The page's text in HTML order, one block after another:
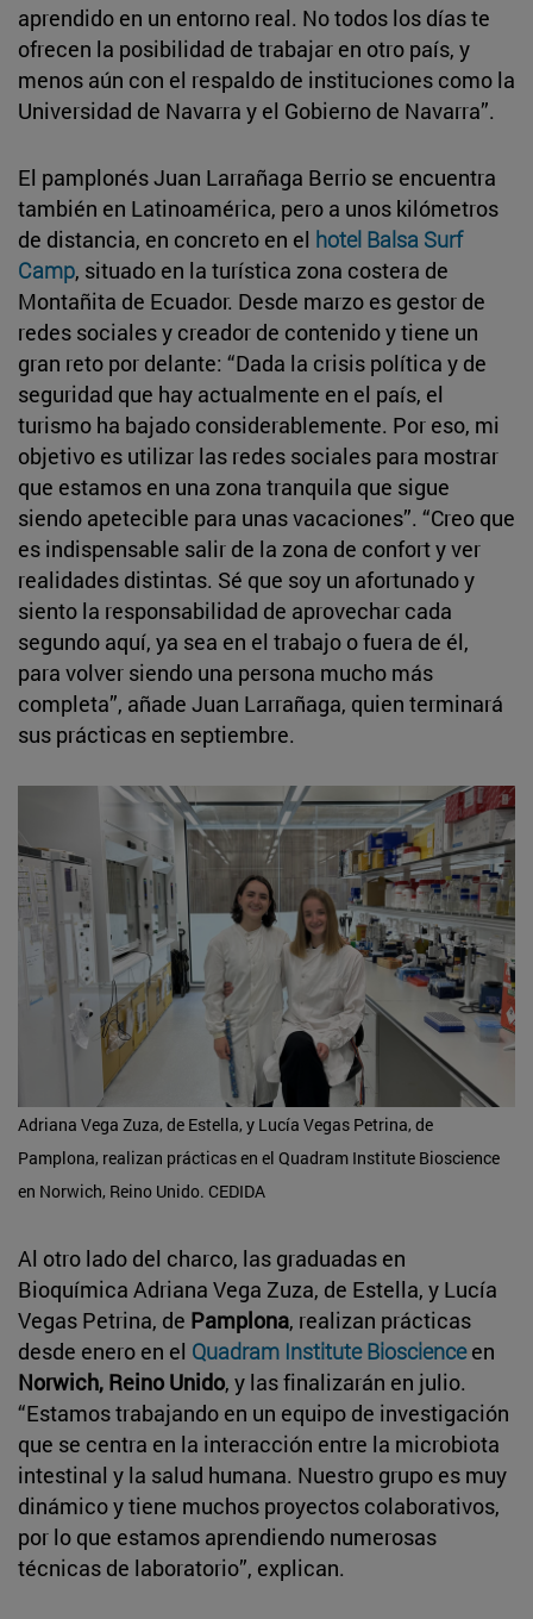
aprendido en un entorno real. No todos los días te
ofrecen la posibilidad de trabajar en otro país, y
menos aún con el respaldo de instituciones como la
Universidad de Navarra y el Gobierno de Navarra”.
El pamplonés Juan Larrañaga Berrio se encuentra
también en Latinoamérica, pero a unos kilómetros
de distancia, en concreto en el hotel Balsa Surf
Camp, situado en la turística zona costera de
Montañita de Ecuador. Desde marzo es gestor de
redes sociales y creador de contenido y tiene un
gran reto por delante: “Dada la crisis política y de
seguridad que hay actualmente en el país, el
turismo ha bajado considerablemente. Por eso, mi
objetivo es utilizar las redes sociales para mostrar
que estamos en una zona tranquila que sigue
siendo apetecible para unas vacaciones”. “Creo que
es indispensable salir de la zona de confort y ver
realidades distintas. Sé que soy un afortunado y
siento la responsabilidad de aprovechar cada
segundo aquí, ya sea en el trabajo o fuera de él,
para volver siendo una persona mucho más
completa”, añade Juan Larrañaga, quien terminará
sus prácticas en septiembre.
Adriana Vega Zuza, de Estella, y Lucía Vegas Petrina, de
Pamplona, realizan prácticas en el Quadram Institute Bioscience
en Norwich, Reino Unido. CEDIDA
Al otro lado del charco, las graduadas en
Bioquímica Adriana Vega Zuza, de Estella, y Lucía
Vegas Petrina, de Pamplona, realizan prácticas
desde enero en el Quadram Institute Bioscienceen
Norwich, Reino Unido, y las finalizarán en julio.
“Estamos trabajando en un equipo de investigación
que se centra en la interacción entre la microbiota
intestinal y la salud humana. Nuestro grupo es muy
dinámico y tiene muchos proyectos colaborativos,
por lo que estamos aprendiendo numerosas
técnicas de laboratorio”, explican.